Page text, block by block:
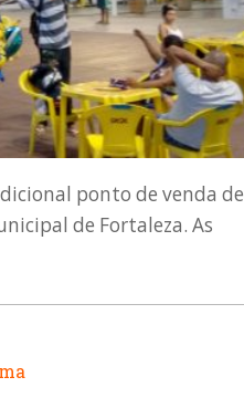
ponto de venda de
de Fortaleza. As